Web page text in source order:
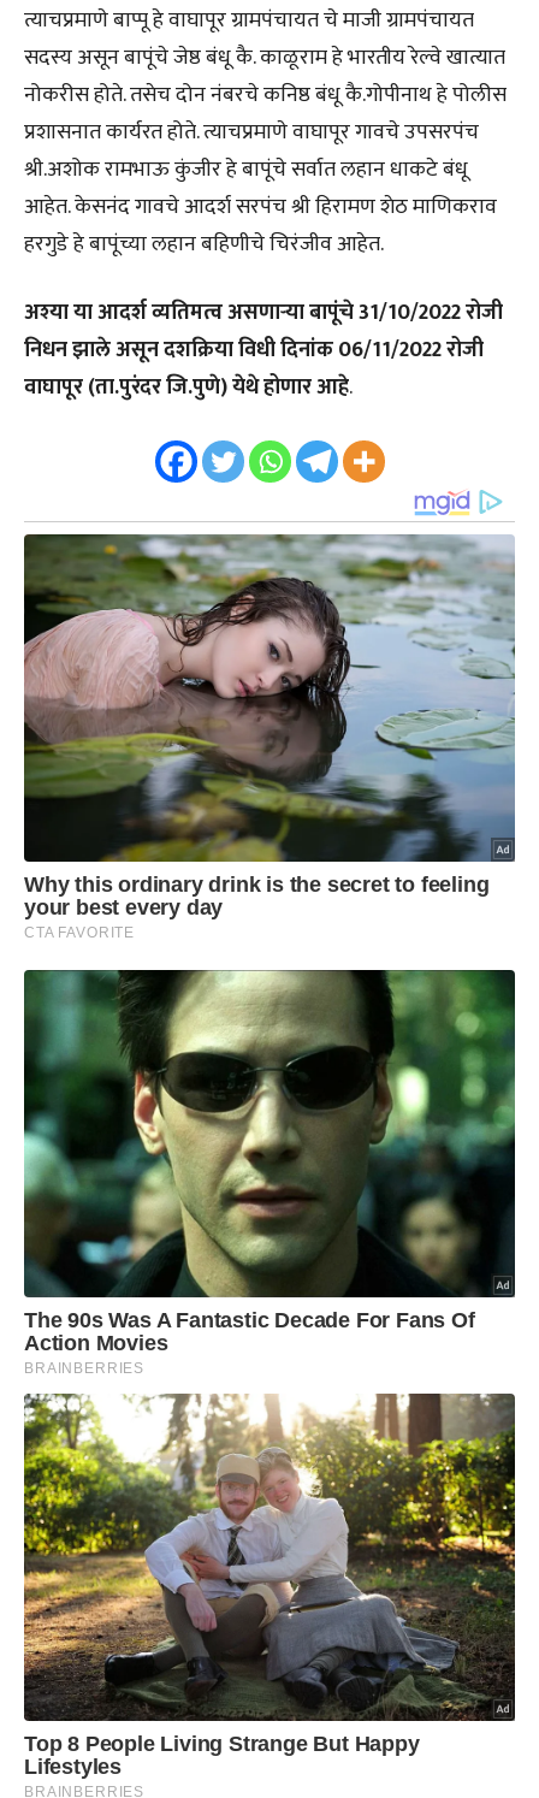
त्याचप्रमाणे बाप्पू हे वाघापूर ग्रामपंचायत चे माजी ग्रामपंचायत
सदस्य असून बापूंचे जेष्ठ बंधू कै. काळूराम हे भारतीय रेल्वे खात्यात
नोकरीस होते. तसेच दोन नंबरचे कनिष्ठ बंधू कै.गोपीनाथ हे पोलीस
प्रशासनात कार्यरत होते. त्याचप्रमाणे वाघापूर गावचे उपसरपंच
श्री.अशोक रामभाऊ कुंजीर हे बापूंचे सर्वात लहान धाकटे बंधू
आहेत. केसनंद गावचे आदर्श सरपंच श्री हिरामण शेठ माणिकराव
हरगुडे हे बापूंच्या लहान बहिणीचे चिरंजीव आहेत.
अश्या या आदर्श व्यतिमत्व असणाऱ्या बापूंचे31/10/2022 रोजी
निधन झाले असूनदशक्रिया विधी दिनांक 06/11/2022 रोजी
वाघापूर (ता.पुरंदर जि.पुणे) येथे होणार आहे.